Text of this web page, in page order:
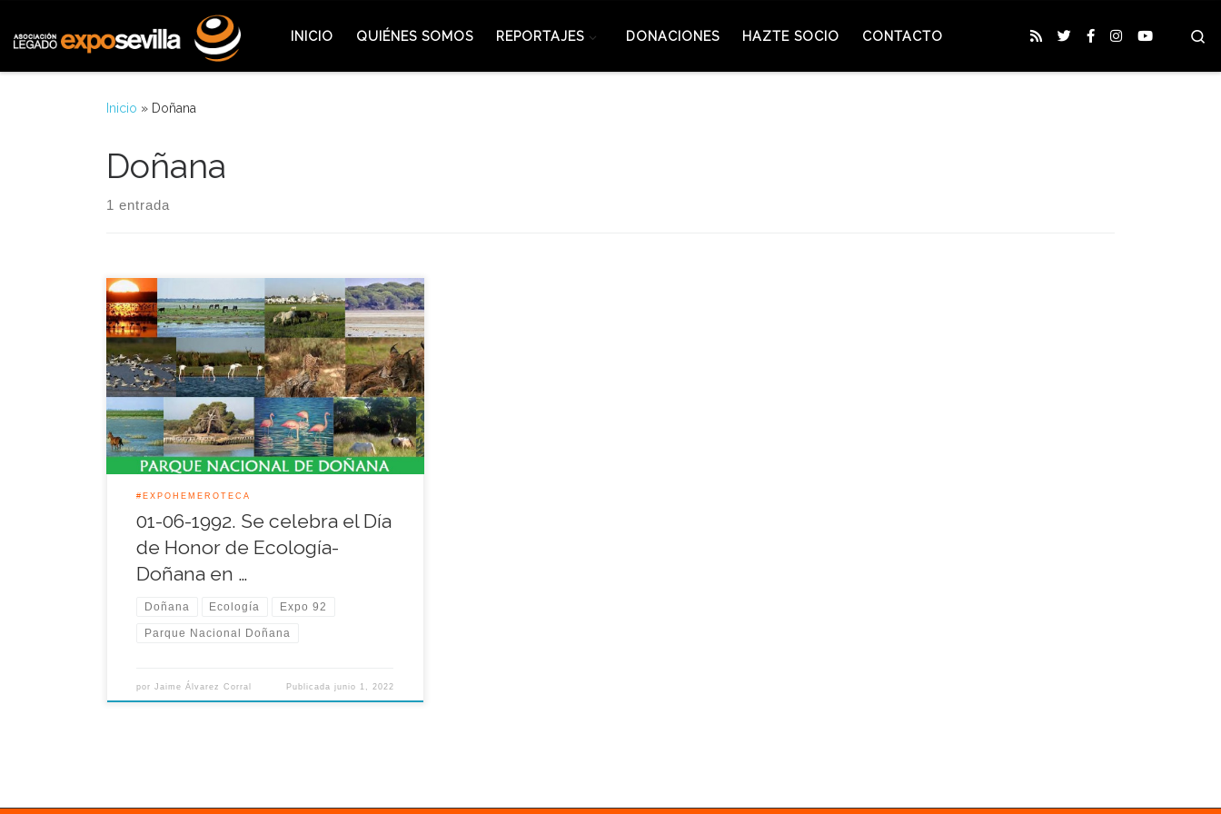
INICIO QUIÉNES SOMOS REPORTAJES DONACIONES HAZTE SOCIO CONTACTO
Inicio » Doñana
Doñana
1 entrada
La Exposición Universal quiso dedicar un día de
honor a la Ecología y a su máximo exponente
español y europeo, el Parque Nacional de Doñana,
una jornada que estuvo plenamente justificada,
teniendo en cuenta además el fuerte componente
<<verde>> de esta Exposición, en cuyo recinto se
alzaron dos pabellones específicos: […]
#EXPOHEMEROTECA
01-06-1992. Se celebra el Día
de Honor de Ecología-
Doñana en …
Doñana Ecología Expo 92
Parque Nacional Doñana
porJaime Álvarez Corral Publicada junio 1, 2022